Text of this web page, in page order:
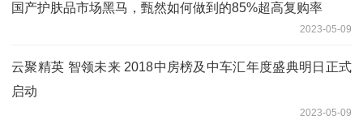
国产护肤品市场黑马，甄然如何做到的85%超高复购率
2023-05-09
云聚精英 智领未来 2018中房榜及中车汇年度盛典明日正式
启动
2023-05-09